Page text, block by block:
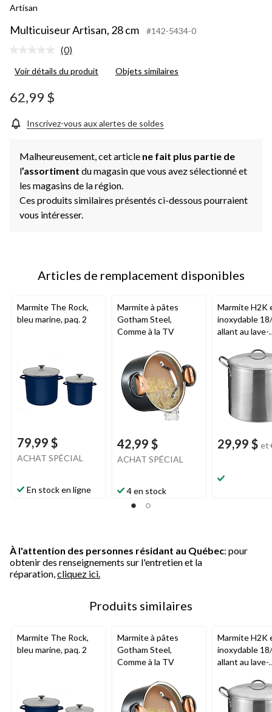
Artisan
Multicuiseur Artisan, 28 cm #142-5434-0
Aucune
pour
la
même
(0)
Voir détails du produit Objets similaires
62,99 $
Inscrivez-vous aux alertes de soldes
Malheureusement, cet article ne fait plus partie de
l’assortiment du magasin que vous avez sélectionné et
les magasins de la région.
Ces produits similaires présentés ci-dessous pourraient
vous intéresser.
Articles de remplacement disponibles
Marmite The Rock,
bleu marine, paq. 2
79,99 $
ACHAT SPÉCIAL
En stock en ligne
Marmite à pâtes
Gotham Steel,
Comme à la TV
42,99 $
ACHAT SPÉCIAL
4 en stock
Marmite H2K
inoxydable
allant au lave-
29,99 $
À l'attention des personnes résidant au Québec: pour
obtenir des renseignements sur l'entretien et la
réparation, cliquez ici.
Produits similaires
Marmite The Rock,
bleu marine, paq. 2
Marmite à pâtes
Gotham Steel,
Comme à la TV
Marmite H2K
inoxydable
allant au lave-